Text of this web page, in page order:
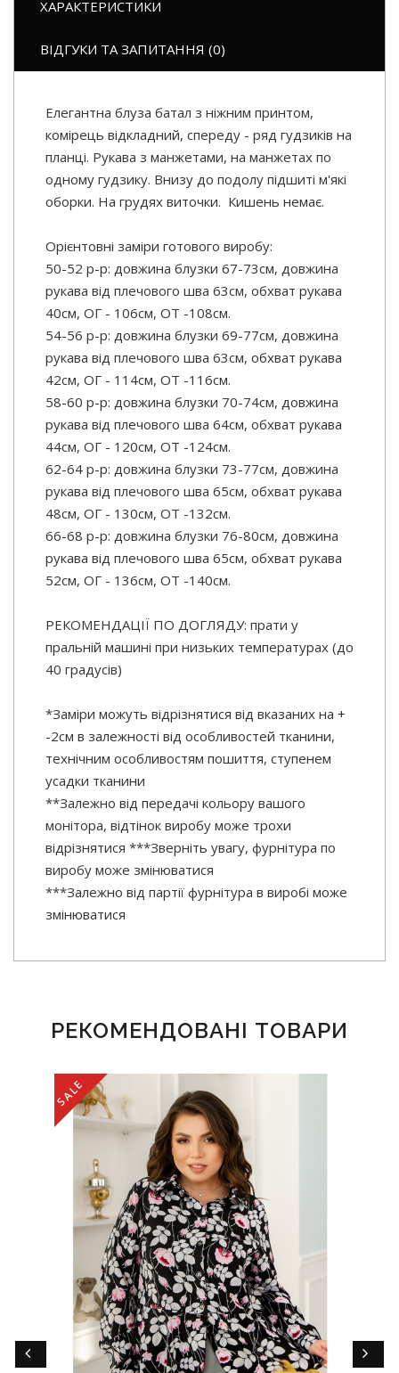
ХАРАКТЕРИСТИКИ
ВІДГУКИ ТА ЗАПИТАННЯ (0)
Елегантна блуза батал з ніжним принтом,
комірець відкладний, спереду - ряд гудзиків на
планці. Рукава з манжетами, на манжетах по
одному гудзику. Внизу до подолу підшиті м'які
оборки. На грудях виточки. Кишень немає.
Орієнтовні заміри готового виробу:
50-52 р-р: довжина блузки 67-73см, довжина
рукава від плечового шва 63см, обхват рукава
40см, ОГ - 106см, ОТ -108см.
54-56 р-р: довжина блузки 69-77см, довжина
рукава від плечового шва 63см, обхват рукава
42см, ОГ - 114см, ОТ -116см.
58-60 р-р: довжина блузки 70-74см, довжина
рукава від плечового шва 64см, обхват рукава
44см, ОГ - 120см, ОТ -124см.
62-64 р-р: довжина блузки 73-77см, довжина
рукава від плечового шва 65см, обхват рукава
48см, ОГ - 130см, ОТ -132см.
66-68 р-р: довжина блузки 76-80см, довжина
рукава від плечового шва 65см, обхват рукава
52см, ОГ - 136см, ОТ -140см.
РЕКОМЕНДАЦІЇ ПО ДОГЛЯДУ: прати у
пральній машині при низьких температурах (до
40 градусів)
*Заміри можуть відрізнятися від вказаних на +
-2см в залежності від особливостей тканини,
технічним особливостям пошиття, ступенем
усадки тканини
**Залежно від передачі кольору вашого
монітора, відтінок виробу може трохи
відрізнятися ***Зверніть увагу, фурнітура по
виробу може змінюватися
***Залежно від партії фурнітура в виробі може
змінюватися
РЕКОМЕНДОВАНІ ТОВАРИ
SALE